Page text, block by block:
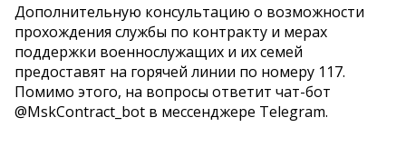
Дополнительную консультацию о возможности
прохождения службы по контракту и мерах
поддержки военнослужащих и их семей
предоставят на горячей линии по номеру 117.
Помимо этого, на вопросы ответит чат-бот
@MskContract_bot в мессенджере Telegram.